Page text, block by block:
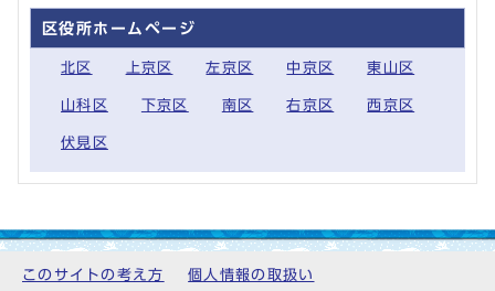
区役所ホームページ
北区 上京区 左京区 中京区 東山区
山科区 下京区 南区 右京区 西京区
伏見区
このサイトの考え方 個人情報の取扱い